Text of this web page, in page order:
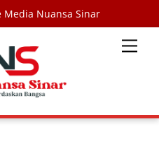
Media Nuansa Sinar